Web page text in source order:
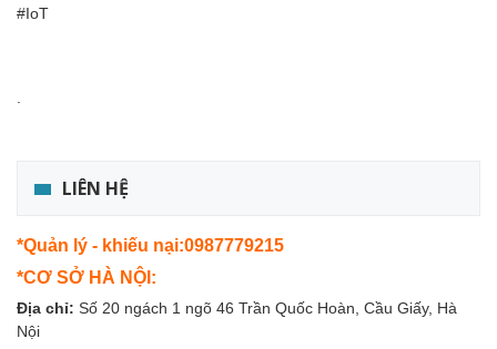
#IoT
.
LIÊN HỆ
*Quản lý - khiếu nại:0987779215
*CƠ SỞ HÀ NỘI:
Địa chỉ: Số 20 ngách 1 ngõ 46 Trần Quốc Hoàn, Cầu Giấy, Hà
Nội